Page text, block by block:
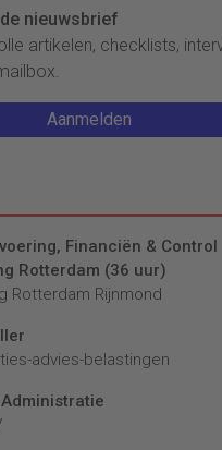
nieuwsbrief
artikelen, checklists,
Aanmelden
Financiën & Control
Rotterdam (36 uur)
Rotterdam Rijnmond
advies-belastingen